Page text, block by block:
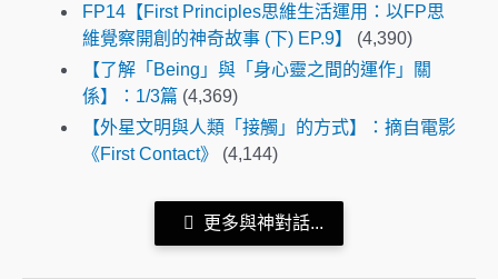
FP14【First Principles思維生活運用：以FP思
維覺察開創的神奇故事 (下) EP.9】
(4,390)
【了解「Being」與「身心靈之間的運作」關
係】：1/3篇 (4,369)
【外星文明與人類「接觸」的方式】：摘自電影
《First Contact》
(4,144)
更多與神對話...